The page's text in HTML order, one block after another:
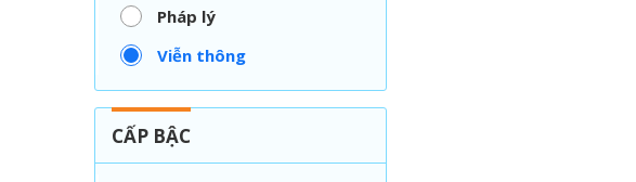
Pháp lý
Viễn thông
CẤP BẬC